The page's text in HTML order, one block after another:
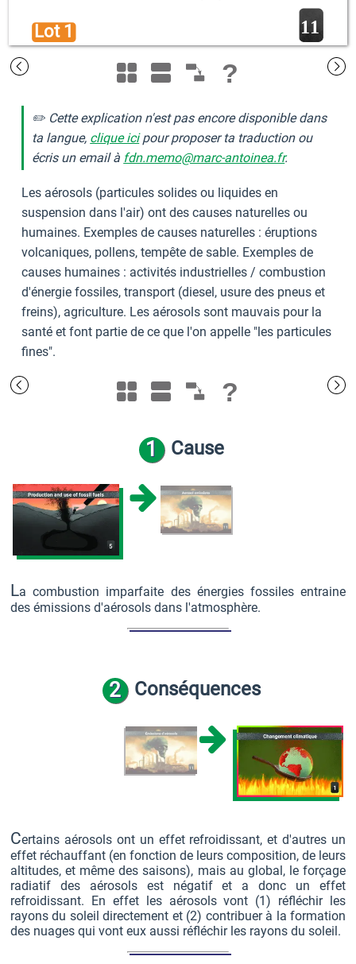
Lot 1 11
?
✏️ Cette explication n'est pas encore disponible dans
ta langue, clique icipour proposer ta traduction ou
écris un email à fdn.memo@marc-antoinea.fr.
Les aérosols (particules solides ou liquides en
suspension dans l'air) ont des causes naturelles ou
humaines. Exemples de causes naturelles : éruptions
volcaniques, pollens, tempête de sable. Exemples de
causes humaines : activités industrielles / combustion
d'énergie fossiles, transport (diesel, usure des pneus et
freins), agriculture. Les aérosols sont mauvais pour la
santé et font partie de ce que l'on appelle "les particules
fines".
?
1 Cause
La combustion imparfaite des énergies fossiles entraine
des émissions d'aérosols dans l'atmosphère.
2 Conséquences
Certains aérosols ont un effet refroidissant, et d'autres un
effet réchauffant (en fonction de leurs composition, de leurs
altitudes, et même des saisons), mais au global, le forçage
radiatif des aérosols est négatif et a donc un effet
refroidissant. En effet les aérosols vont (1) réfléchir les
rayons du soleil directement et (2) contribuer à la formation
des nuages qui vont eux aussi réfléchir les rayons du soleil.